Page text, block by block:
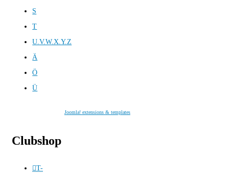
S
T
U.V.W.X.Y.Z
Ä
Ö
Ü
Joomla! extensions & templates
Clubshop
T-